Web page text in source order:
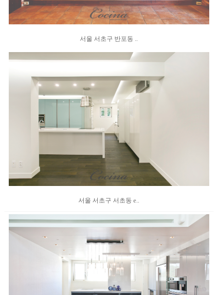
서울 서초구 반포동 ..
서울 서초구 서초동 e..